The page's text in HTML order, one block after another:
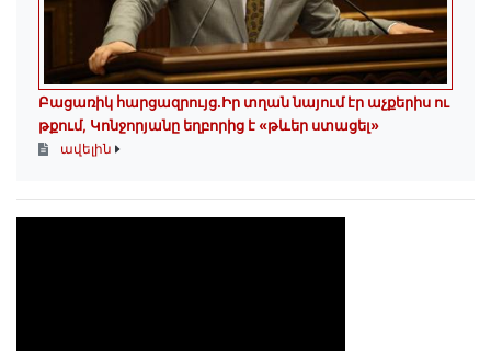
Բացառիկ հարցազրույց.Իր տղան նայում էր աչքերիս ու
թքում, Կոնջորյանը եղբորից է «թևեր ստացել»
ավելին